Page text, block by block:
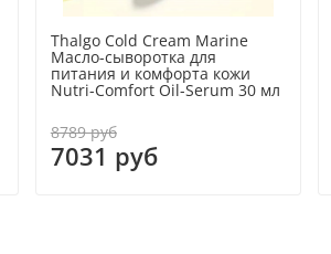
Thalgo Cold Cream Marine
Масло-сыворотка для
питания и комфорта кожи
Nutri-Comfort Oil-Serum 30 мл
8789 руб
7031 руб